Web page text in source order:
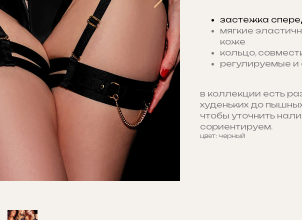
застежка
мягкие
коже
кольцо,
регулируемые
в коллекции есть
худеньких до
чтобы уточнить
сориентируем.
цвет: черный